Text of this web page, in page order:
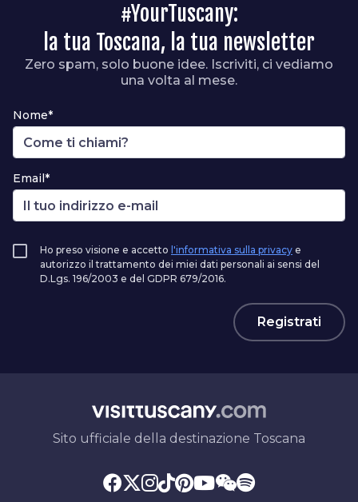
#YourTuscany:
la tua Toscana, la tua newsletter
Zero spam, solo buone idee. Iscriviti, ci vediamo
una volta al mese.
Nome*
Email*
Ho preso visione e accetto l'informativa sulla privacy e
autorizzo il trattamento dei miei dati personali ai sensi del
D.Lgs. 196/2003 e del GDPR 679/2016.
Registrati
Sito ufficiale della destinazione Toscana